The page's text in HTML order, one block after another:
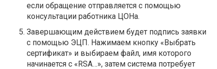
если обращение отправляется с помощью
консультации работника ЦОНа.
Завершающим действием будет подпись заявки
с помощью ЭЦП. Нажимаем кнопку «Выбрать
сертификат» и выбираем файл, имя которого
начинается с «RSA…», затем система потребует